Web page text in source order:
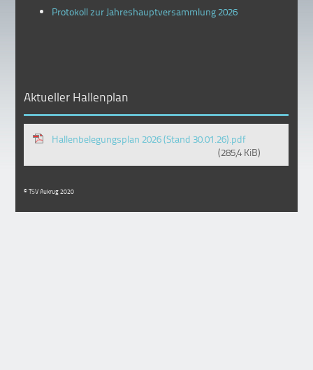
Protokoll zur Jahreshauptversammlung 2026
Aktueller Hallenplan
Hallenbelegungsplan 2026 (Stand 30.01.26).pdf
(285,4 KiB)
© TSV Aukrug 2020